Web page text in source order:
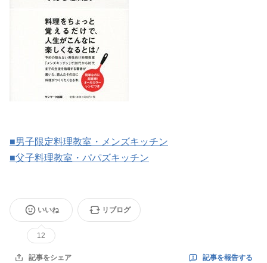
■男子限定料理教室・メンズキッチン
■父子料理教室・パパズキッチン
いいね
12
リブログ
記事をシェア 記事を報告する